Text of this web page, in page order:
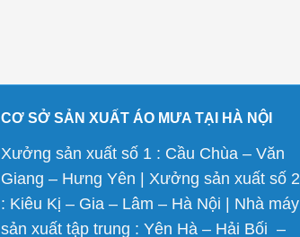
CƠ SỞ SẢN XUẤT ÁO MƯA TẠI HÀ NỘI
Xưởng sản xuất số 1 : Cầu Chùa – Văn
Giang – Hưng Yên | Xưởng sản xuất số 2
: Kiêu Kị – Gia – Lâm – Hà Nội | Nhà máy
sản xuất tập trung : Yên Hà – Hải Bối –